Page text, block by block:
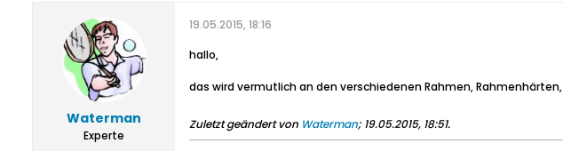
Waterman
Experte
19.05.2015, 18:16
hallo,
das wird vermutlich an den verschiedenen Rahmen,
Zuletzt geändert von Waterman; 19.05.2015, 18:51.